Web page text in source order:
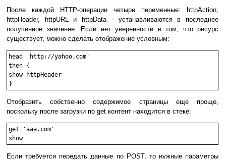
После каждой HTTP-операции четыре переменные: httpAction,
httpHeader, httpURL и httpData - устанавливаются в последнее
полученное значение. Если нет уверенности в том, что ресурс
существует, можно сделать отображение условным:
head 'http://yahoo.com'
then {
show httpHeader
Отобразить собственно содержимое страницы еще проще,
поскольку после загрузки по get контент находится в стеке:
get 'aaa.com'
Если требуется передать данные по POST, то нужные параметры